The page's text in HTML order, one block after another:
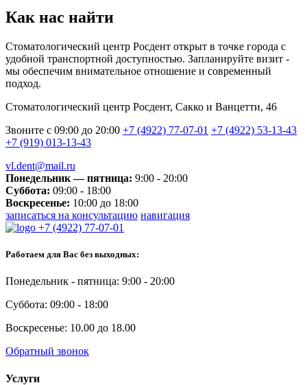
Как нас найти
Стоматологический центр Росдент открыт в точке города с
удобной транспортной доступностью. Запланируйте визит -
мы обеспечим внимательное отношение и современный
подход.
Стоматологический центр Росдент, Сакко и Ванцетти, 46
Звоните с 09:00 до 20:00 +7 (4922) 77-07-01 +7 (4922) 53-13-43
+7 (919) 013-13-43
vl.dent@mail.ru
Понедельник — пятница: 9:00 - 20:00
Суббота: 09:00 - 18:00
Воскресенье: 10:00 до 18:00
записаться на консультацию навигация
+7 (4922) 77-07-01
Работаем для Вас без выходных:
Понедельник - пятница: 9:00 - 20:00
Суббота: 09:00 - 18:00
Воскресенье: 10.00 до 18.00
Обратный звонок
Услуги